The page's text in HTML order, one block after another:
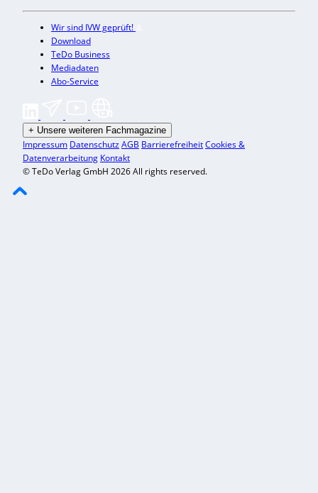
Wir sind IVW geprüft!
Download
TeDo Business
Mediadaten
Abo-Service
+ Unsere weiteren Fachmagazine
Impressum DatenschutzAGB BarrierefreiheitCookies &
Datenverarbeitung Kontakt
© TeDo Verlag GmbH 2026 All rights reserved.